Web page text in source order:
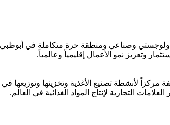
ولوجستي وصناعي ومنطقة حرة متكاملة في أبوظبي
وتعزيز نمو الأعمال إقليمياً وعالمياً.
مركزاً لأنشطة تصنيع الأغذية وتخزينها وتوزيعها في
التجارية لإنتاج المواد الغذائية في العالم.